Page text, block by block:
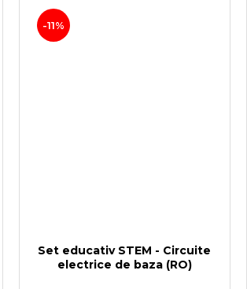
-11%
Set educativ STEM - Circuite
electrice de baza (RO)